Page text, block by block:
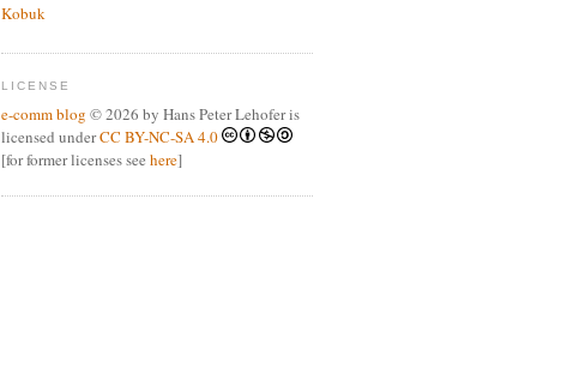
Kobuk
LICENSE
e-comm blog © 2026 by Hans Peter Lehofer is
licensed underCC BY-NC-SA 4.0
[for former licenses see here]